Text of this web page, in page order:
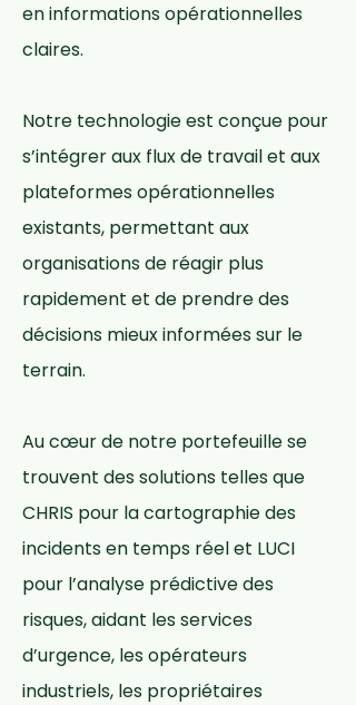
en informations opérationnelles
claires.
Notre technologie est conçue pour
s’intégrer aux flux de travail et aux
plateformes opérationnelles
existants, permettant aux
organisations de réagir plus
rapidement et de prendre des
décisions mieux informées sur le
terrain.
Au cœur de notre portefeuille se
trouvent des solutions telles que
CHRIS pour la cartographie des
incidents en temps réel et LUCI
pour l’analyse prédictive des
risques, aidant les services
d’urgence, les opérateurs
industriels, les propriétaires